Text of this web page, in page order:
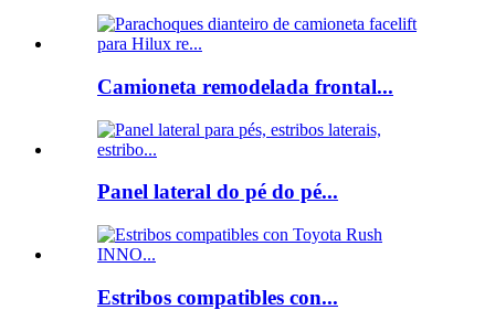
Camioneta remodelada frontal...
Panel lateral do pé do pé...
Estribos compatibles con...